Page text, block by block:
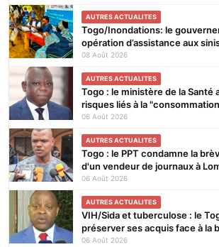
AUTRES ACTUALITES
Togo/Inondations: le
opération d’assistance aux
08 Août 2026
AUTRES ACTUALITES
Togo : le ministère de la Santé
risques liés à la
boissons énergisantes et de
06 Août 2026
AUTRES ACTUALITES
Togo : le PPT condamne la
d'un vendeur de journaux à
06 Août 2026
AUTRES ACTUALITES
VIH/Sida et tuberculose : le
préserver ses acquis face à la
financements
06 Août 2026